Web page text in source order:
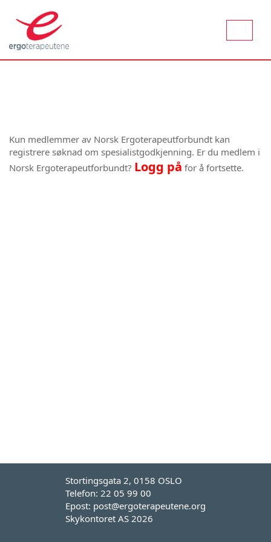
Kun medlemmer av Norsk Ergoterapeutforbundt kan
registrere søknad om spesialistgodkjenning. Er du medlem i
Norsk Ergoterapeutforbundt? Logg på for å fortsette.
Stortingsgata 2, 0158 OSLO
Telefon: 22 05 99 00
Epost: post@ergoterapeutene.org
Skykontoret AS 2026